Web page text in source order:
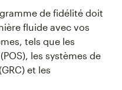
de fidélité doit
fluide avec vos
tels que les
les systèmes de
et les